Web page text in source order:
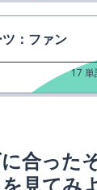
：ファン
17 単
合った
見てみ